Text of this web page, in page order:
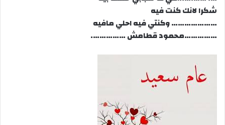
شكرا لانك كنت فيه
………………… وكنتي فيه احلي مافيه
……………محمود قطامش …………….